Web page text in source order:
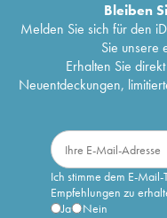
Bleiben
Melden Sie sich für den
Sie unsere
Erhalten Sie
Neuentdeckungen,
Ich stimme dem E-
Empfehlungen zu
Ja
Nein